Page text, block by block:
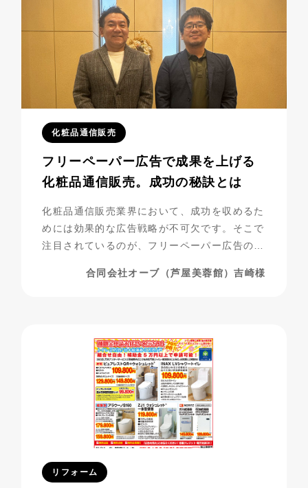
化粧品通信販売
フリーペーパー広告で成果を上げる
化粧品通信販売。成功の秘訣とは
化粧品通信販売業界において、成功を収めるた
めには効果的な広告戦略が不可欠です。そこで
注目されているのが、フリーペーパー広告の活
シニア層をターゲットにした化粧品通販を展開
合同会社オーブ（芦屋美蓉館）吉崎様
リフォーム